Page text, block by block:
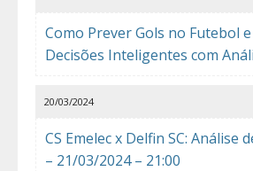
Como Prever Gols no Futebol
Decisões Inteligentes com
CS Emelec x Delfin SC: Análise
– 21/03/2024 – 21:00
20/03/2024